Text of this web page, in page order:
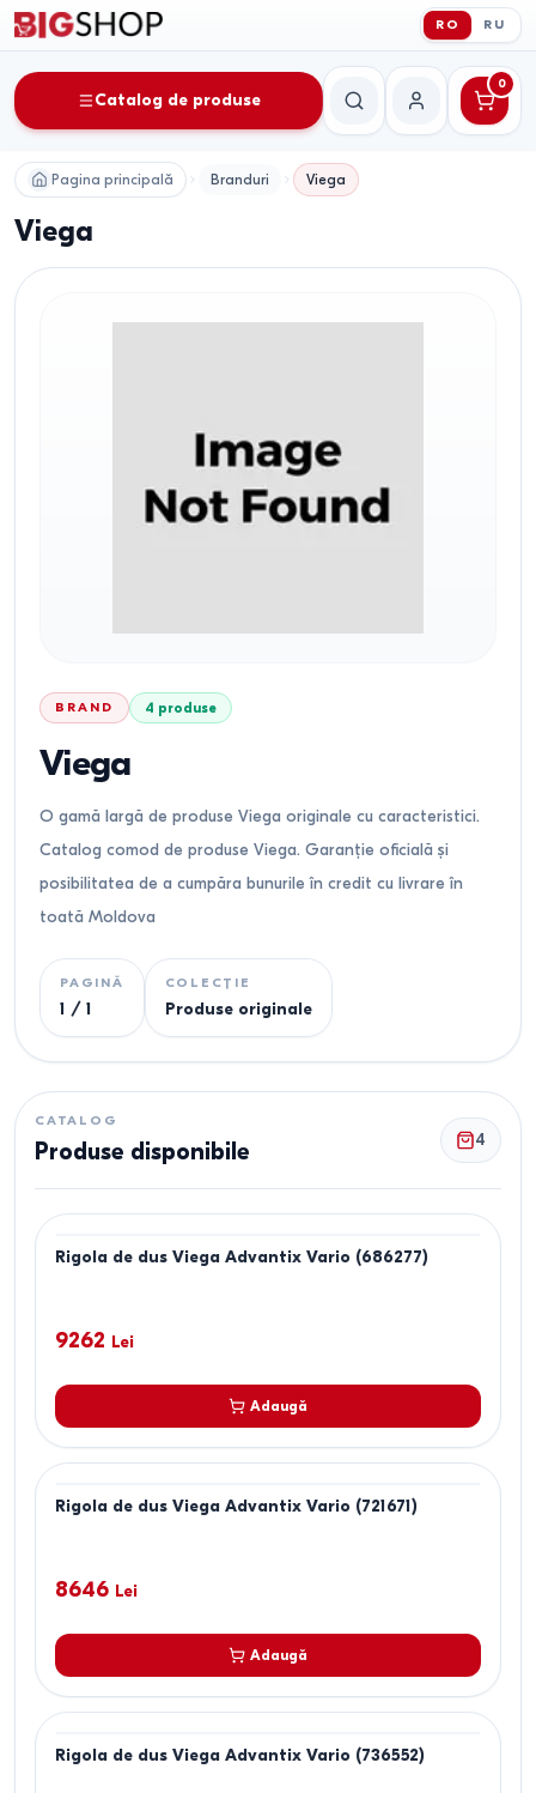
RO RU
Catalog de produse
CăutareContul meu
0
Pagina principală Branduri Viega
Viega
BRAND 4 produse
Viega
O gamă largă de produse Viega originale cu caracteristici.
Catalog comod de produse Viega. Garanție oficială și
posibilitatea de a cumpăra bunurile în credit cu livrare în
toată Moldova
PAGINĂ
1 / 1
COLECȚIE
Produse originale
CATALOG
Produse disponibile 4
Rigola de dus Viega Advantix Vario (686277)
9262 Lei
Adaugă
Rigola de dus Viega Advantix Vario (721671)
8646 Lei
Adaugă
Rigola de dus Viega Advantix Vario (736552)